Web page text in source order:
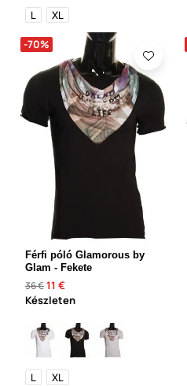
L XL
-70%
Férfi póló Glamorous by
Glam - Fekete
36 €11 €
Készleten
L XL